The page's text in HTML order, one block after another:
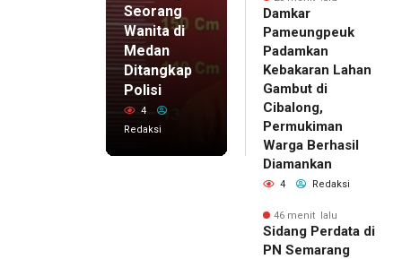
Seorang
Wanita di
Medan
Ditangkap
Polisi
4
Redaksi
Damkar
Pameungpeuk
Padamkan
Kebakaran Lahan
Gambut di
Cibalong,
Permukiman
Warga Berhasil
Diamankan
4 Redaksi
46 menit lalu
Sidang Perdata di
PN Semarang